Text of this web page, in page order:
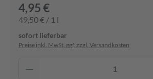
4,95 €
49,50 € / 1 l
sofort lieferbar
Preise inkl. MwSt. ggf. zzgl. Versandkosten